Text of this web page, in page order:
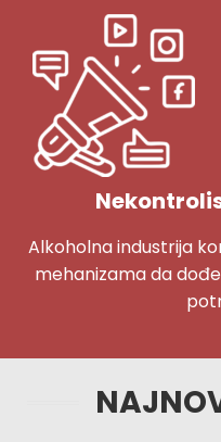
Alkoholna industrija
mehanizama da